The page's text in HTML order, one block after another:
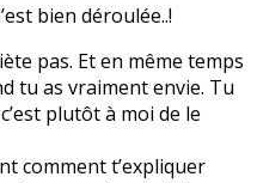
bien déroulée..!
pas. Et en même temps
tu as vraiment envie. Tu
plutôt à moi de le
comment t’expliquer